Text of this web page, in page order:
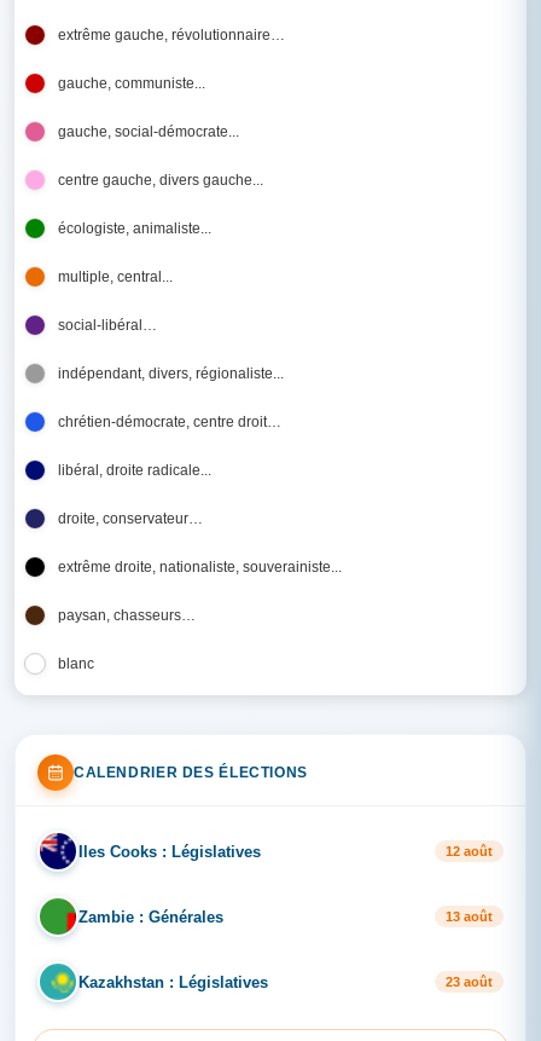
extrême gauche, révolutionnaire…
gauche, communiste...
gauche, social-démocrate...
centre gauche, divers gauche...
écologiste, animaliste...
multiple, central...
social-libéral…
indépendant, divers, régionaliste...
chrétien-démocrate, centre droit…
libéral, droite radicale...
droite, conservateur…
extrême droite, nationaliste, souverainiste...
paysan, chasseurs…
blanc
CALENDRIER DES ÉLECTIONS
IL Iles Cooks : Législatives 12 août
ZA Zambie : Générales 13 août
KA Kazakhstan : Législatives 23 août